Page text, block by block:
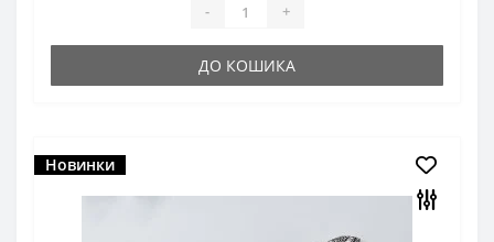
- +
ДО КОШИКА
Новинки